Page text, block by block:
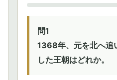
問1
1368年、元を北へ追
した王朝はどれか。